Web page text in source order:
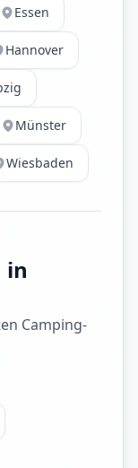
Essen
Hannover
Münster
Wiesbaden
in
Camping-